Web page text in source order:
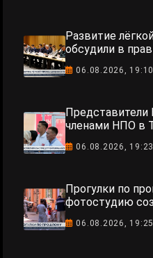
Развитие
обсудили в
06.08.2026, 19:10
Представители
членами НПО в
06.08.2026, 19:23
Прогулки по
фотостудию
06.08.2026, 19:25